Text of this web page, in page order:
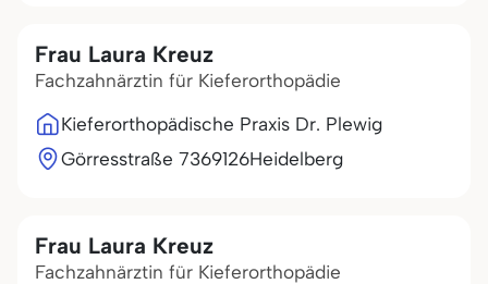
Frau Laura Kreuz
Fachzahnärztin für Kieferorthopädie
Kieferorthopädische Praxis Dr. Plewig
Görresstraße 7369126Heidelberg
Frau Laura Kreuz
Fachzahnärztin für Kieferorthopädie